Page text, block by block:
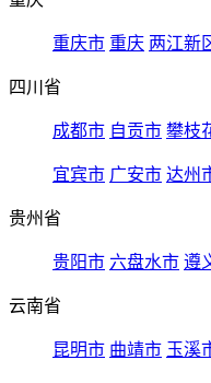
重庆市 重庆 两江新
四川省
成都市 自贡市 攀枝
宜宾市 广安市 达州
贵州省
贵阳市 六盘水市 遵
云南省
昆明市 曲靖市 玉溪